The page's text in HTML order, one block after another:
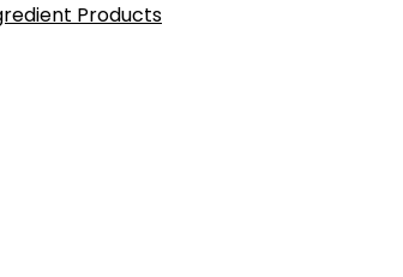
Products